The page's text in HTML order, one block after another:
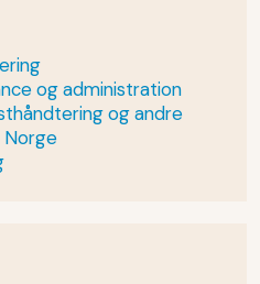
og administration
og andre